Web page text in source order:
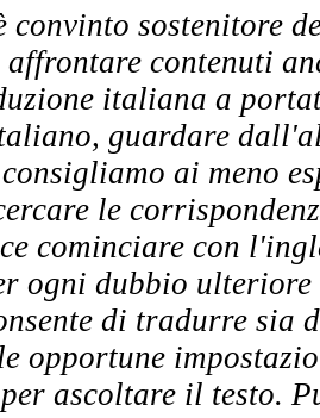
convinto sostenitore
contenuti
italiana a
guardare
ai meno
le
cominciare con
ogni dubbio
di tradurre
opportune
per ascoltare il testo.